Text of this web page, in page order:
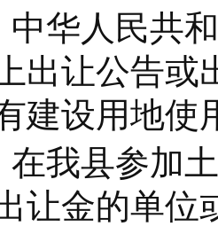
人民共和
出让公告或
建设用地使
县参加土
让金的单位